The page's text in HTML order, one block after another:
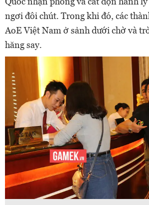
ngơi đôi chút. Trong khi đó, các
AoE Việt Nam ở sảnh dưới chờ và
hăng say.